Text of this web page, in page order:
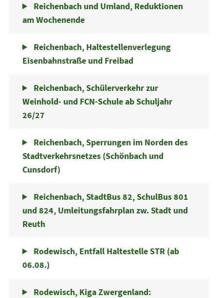
Reichenbach und Umland, Reduktionen
am Wochenende
Reichenbach, Haltestellenverlegung
Eisenbahnstraße und Freibad
Reichenbach, Schülerverkehr zur
Weinhold- und FCN-Schule ab Schuljahr
26/27
Reichenbach, Sperrungen im Norden des
Stadtverkehrsnetzes (Schönbach und
Cunsdorf)
Reichenbach, StadtBus 82, SchulBus 801
und 824, Umleitungsfahrplan zw. Stadt und
Reuth
Rodewisch, Entfall Haltestelle STR (ab
06.08.)
Rodewisch, Kiga Zwergenland: